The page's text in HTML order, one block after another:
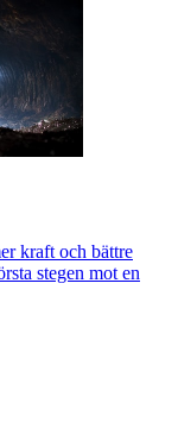
kraft och bättre
stegen mot en